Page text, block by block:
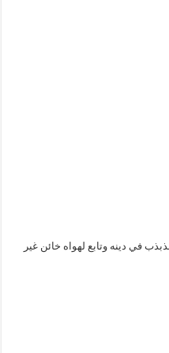
في دينه وتابع لهواه خائن غير